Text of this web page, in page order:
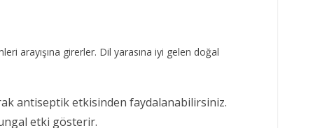
arayışına girerler. Dil yarasına iyi gelen doğal
antiseptik etkisinden faydalanabilirsiniz.
etki gösterir.